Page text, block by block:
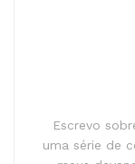
Escrevo
uma série de